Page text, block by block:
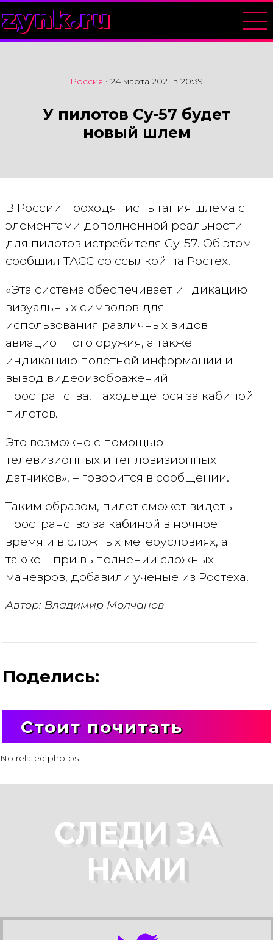
zynk.ru
Россия • 24 марта 2021 в 20:39
У пилотов Су-57 будет
новый шлем
В России проходят испытания шлема с
элементами дополненной реальности
для пилотов истребителя Су-57. Об этом
сообщил ТАСС со ссылкой на Ростех.
«Эта система обеспечивает индикацию
визуальных символов для
использования различных видов
авиационного оружия, а также
индикацию полетной информации и
вывод видеоизображений
пространства, находещегося за кабиной
пилотов.
Это возможно с помощью
телевизионных и тепловизионных
датчиков», – говорится в сообщении.
Таким образом, пилот сможет видеть
пространство за кабиной в ночное
время и в сложных метеоусловиях, а
также – при выполнении сложных
маневров, добавили ученые из Ростеха.
Автор: Владимир Молчанов
Поделись:
Стоит почитать
No related photos.
СЛЕДИ ЗА
НАМИ